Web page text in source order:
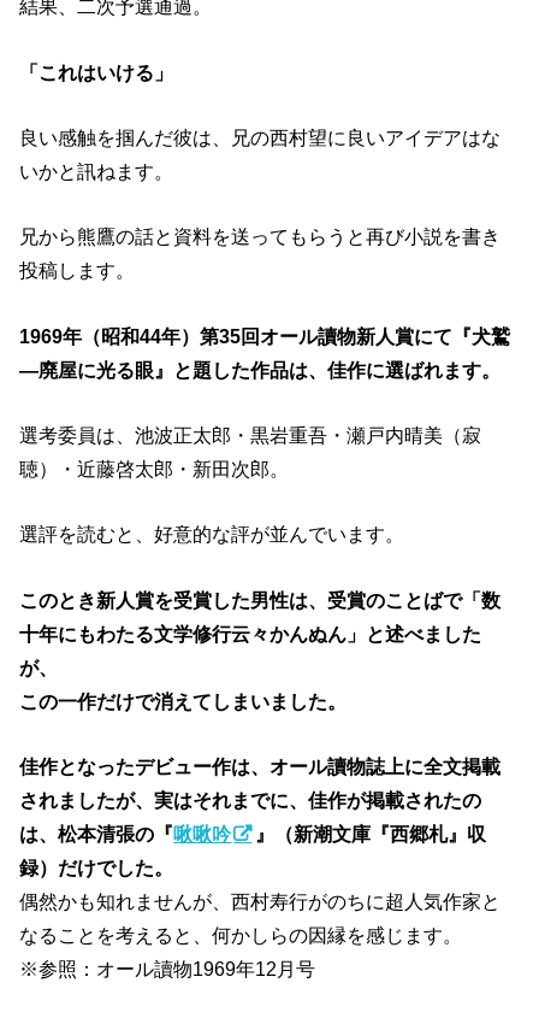
結果、二次予選通過。
「これはいける」
良い感触を掴んだ彼は、兄の西村望に良いアイデアはな
いかと訊ねます。
兄から熊鷹の話と資料を送ってもらうと再び小説を書き
投稿します。
1969年（昭和44年）第35回オール讀物新人賞にて『犬鷲
―廃屋に光る眼』と題した作品は、佳作に選ばれます。
選考委員は、池波正太郎・黒岩重吾・瀬戸内晴美（寂
聴）・近藤啓太郎・新田次郎。
選評を読むと、好意的な評が並んでいます。
このとき新人賞を受賞した男性は、受賞のことばで「数
十年にもわたる文学修行云々かんぬん」と述べました
が、
この一作だけで消えてしまいました。
佳作となったデビュー作は、オール讀物誌上に全文掲載
されましたが、実はそれまでに、佳作が掲載されたの
は、松本清張の『啾啾吟
』（新潮文庫『西郷札』収
録） だけでした。
偶然かも知れませんが、西村寿行がのちに超人気作家と
なることを考えると、何かしらの因縁を感じます。
※参照：オール讀物1969年12月号